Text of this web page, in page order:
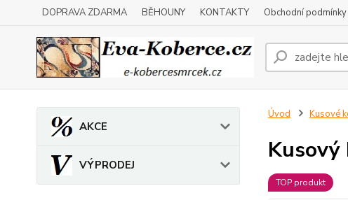
DOPRAVA ZDARMA BĚHOUNY KONTAKTY Obchodní podmínky
AKCE
VÝPRODEJ
Úvod Kusové
Kusový
TOP produkt